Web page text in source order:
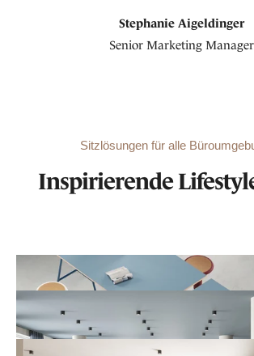
Stephanie Aigeldinger
Senior Marketing Manager
Sitzlösungen für alle
Inspirierende